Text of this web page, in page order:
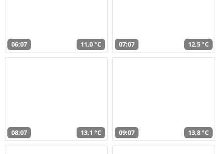
06:07 11,0 °C 07:07 12,5 °C
08:07 13,1 °C 09:07 13,8 °C